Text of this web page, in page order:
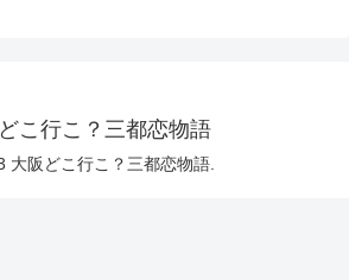
こ行こ？三都恋物語
大阪どこ行こ？三都恋物語.